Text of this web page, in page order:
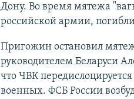
Дону. Во время мятежа
российской армии,
Пригожин остановил
руководителем Беларуси
что ЧВК
военных. ФСБ России